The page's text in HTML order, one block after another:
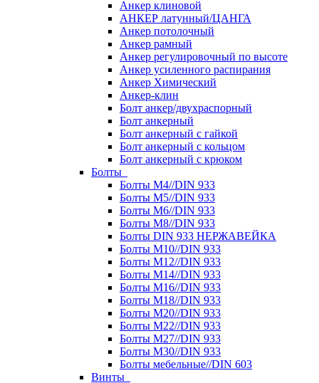
Анкер клиновой
АНКЕР латунный/ЦАНГА
Анкер потолочный
Анкер рамный
Анкер регулировочный по высоте
Анкер усиленного распирания
Анкер Химический
Анкер-клин
Болт анкер/двухраспорный
Болт анкерный
Болт анкерный с гайкой
Болт анкерный с кольцом
Болт анкерный с крюком
Болты
Болты М4//DIN 933
Болты М5//DIN 933
Болты М6//DIN 933
Болты М8//DIN 933
Болты DIN 933 НЕРЖАВЕЙКА
Болты М10//DIN 933
Болты М12//DIN 933
Болты М14//DIN 933
Болты М16//DIN 933
Болты М18//DIN 933
Болты М20//DIN 933
Болты М22//DIN 933
Болты М27//DIN 933
Болты М30//DIN 933
Болты мебельные//DIN 603
Винты